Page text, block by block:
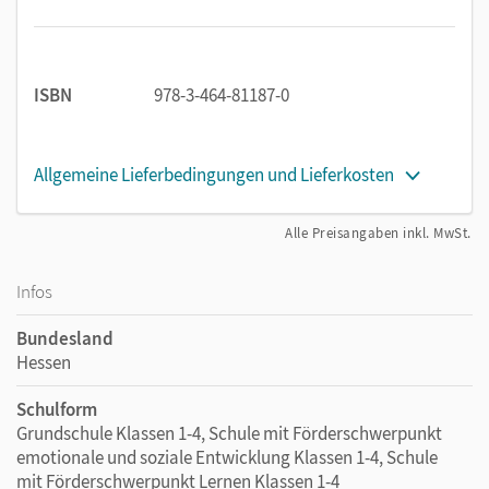
Für Motivation und Unterstützung im Lernprozess
Medienkompetenz vermitteln spezielle
Themenheft.
veranschaulichen die Lerninhalte und unterstützen
DasTrainingsheft zum Grundwortschatz
zusätzliches Rechtschreibtraining: Die Kinder üben intensiv
Grundwortschatz-Wörter, Rechtsschreibstrategien und
Arbeitstechniken.
Das Materialpaket mit den digitalen Medien nutzen die
Kinder kostenlos in der Cornelsen Lernen App oder im E-
ISBN 978-3-464-81187-0
Allgemeine Lieferbedingungen und Lieferkosten
Alle Preisangaben inkl. MwSt.
Infos
Bundesland
Hessen
Schulform
Grundschule Klassen 1-4, Schule mit Förderschwerpunkt
emotionale und soziale Entwicklung Klassen 1-4, Schule
mit Förderschwerpunkt Lernen Klassen 1-4